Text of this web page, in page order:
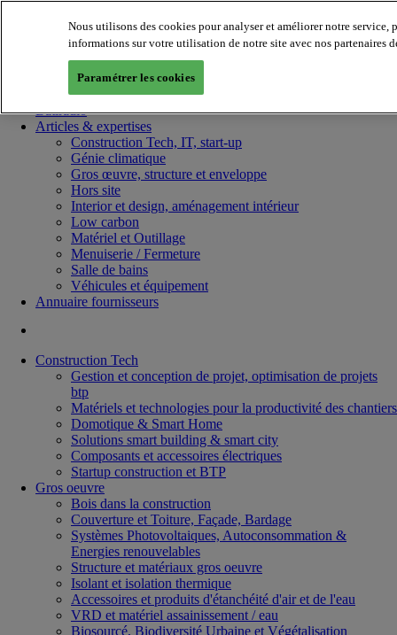
Batiradio
Articles & expertises
Construction Tech, IT, start-up
Génie climatique
Gros œuvre, structure et enveloppe
Hors site
Interior et design, aménagement intérieur
Low carbon
Matériel et Outillage
Menuiserie / Fermeture
Salle de bains
Véhicules et équipement
Annuaire fournisseurs
Construction Tech
Gestion et conception de projet, optimisation de projets
btp
Matériels et technologies pour la productivité des chantiers
Domotique & Smart Home
Solutions smart building & smart city
Composants et accessoires électriques
Startup construction et BTP
Gros oeuvre
Bois dans la construction
Couverture et Toiture, Façade, Bardage
Systèmes Photovoltaiques, Autoconsommation &
Energies renouvelables
Structure et matériaux gros oeuvre
Isolant et isolation thermique
Accessoires et produits d'étanchéité d'air et de l'eau
VRD et matériel assainissement / eau
Biosourcé, Biodiversité Urbaine et Végétalisation
Nous utilisons des cookies pour analyser et améliorer notre
informations sur votre utilisation de notre site avec nos partenaires
Paramétrer les cookies